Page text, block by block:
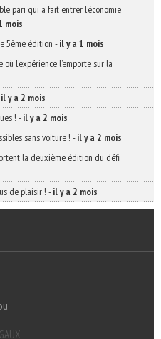
pari qui a fait entrer l’économie
mois
5ème édition -il y a 1 mois
l’expérience l’emporte sur la
il y a 2 mois
! -il y a 2 mois
sans voiture ! -il y a 2 mois
la deuxième édition du défi
de plaisir ! -il y a 2 mois